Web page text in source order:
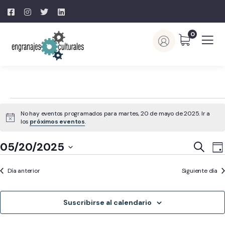
0
Aviso
No hay eventos programados para martes, 20 de mayo de 2025. Ir a
los próximos eventos.
de
y
de
BuscarDía
05/20/2025
la
fecha.
Día anterior Siguiente día
Suscribirse al calendario